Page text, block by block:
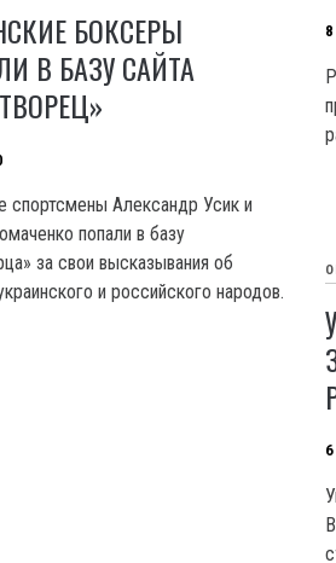
БОКСЕРЫ
В БАЗУ САЙТА
спортсмены Александр Усик и
попали в базу
за свои высказывания об
и российского народов.